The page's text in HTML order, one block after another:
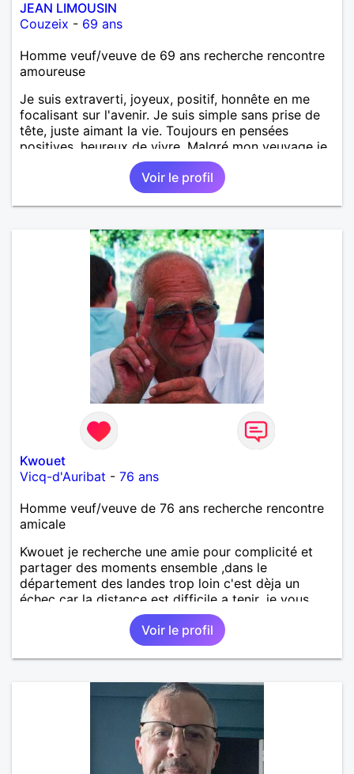
JEAN LIMOUSIN
Couzeix - 69 ans
Homme veuf/veuve de 69 ans recherche rencontre
amoureuse
Je suis extraverti, joyeux, positif, honnête en me
focalisant sur l'avenir. Je suis simple sans prise de
tête, juste aimant la vie. Toujours en pensées
positives, heureux de vivre. Malgré mon veuvage je
me tourne vers l'avenir pour une deuxième vie
intense, remplie de joie, de tendresse et pourquoi
pas par la suite d'amour. Déjà dans un premier
temps, se connaître, puis s'apprécier et ensuite
d'étude, je ne me prends pas la tête sur ce niveau.
Mon meilleurs diplôme étant le CEP certificat
d'étude primaire. Avec ce diplôme on sait que je
sais lire, écrire et compter. En raison de mes
principes je ne corresponds pas avec les
demoiselles approchant les moins de 60 ans
Voir le profil
Kwouet
Vicq-d'Auribat - 76 ans
Homme veuf/veuve de 76 ans recherche rencontre
amicale
Kwouet je recherche une amie pour complicité et
partager des moments ensemble ,dans le
département des landes trop loin c'est dèja un
échec car la distance est difficile a tenir ,je vous
remercie par avance bonne journée ,
Voir le profil